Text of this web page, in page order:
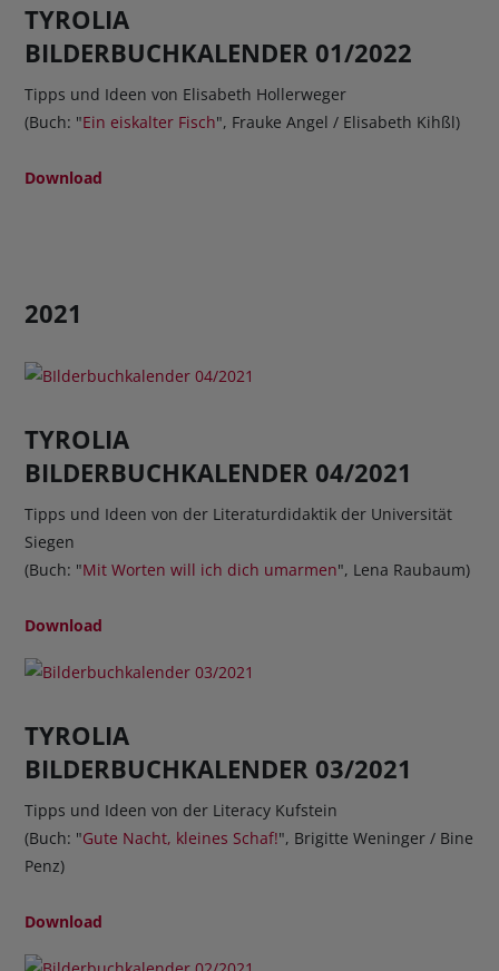
TYROLIA
BILDERBUCHKALENDER 01/2022
Tipps und Ideen von Elisabeth Hollerweger
(Buch: "Ein eiskalter Fisch", Frauke Angel / Elisabeth Kihßl)
Download
2021
TYROLIA
BILDERBUCHKALENDER 04/2021
Tipps und Ideen von der Literaturdidaktik der Universität
Siegen
(Buch: "Mit Worten will ich dich umarmen", Lena Raubaum)
Download
TYROLIA
BILDERBUCHKALENDER 03/2021
Tipps und Ideen von der Literacy Kufstein
(Buch: "Gute Nacht, kleines Schaf!", Brigitte Weninger / Bine
Penz)
Download